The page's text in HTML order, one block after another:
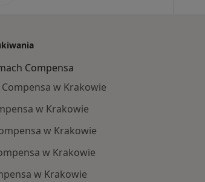
Compensa
w Krakowie
w Krakowie
w Krakowie
w Krakowie
w Krakowie